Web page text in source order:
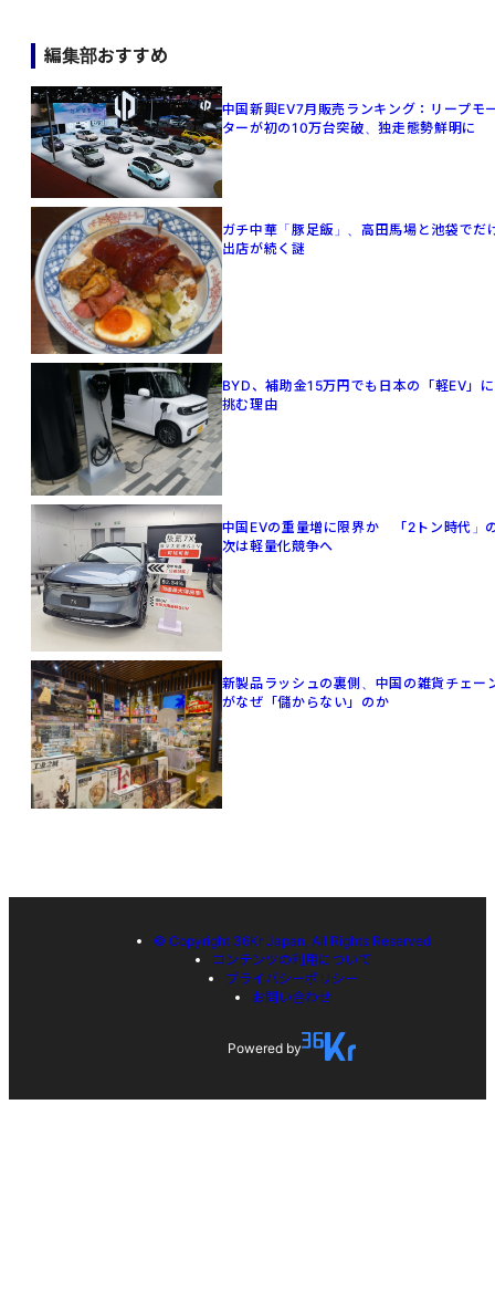
編集部おすすめ
中国新興EV7月販売ランキング：リープモ
ターが初の10万台突破、独走態勢鮮明に
ガチ中華「豚足飯」、高田馬場と池袋でだ
出店が続く謎
BYD、補助金15万円でも日本の「軽EV」に
挑む理由
中国EVの重量増に限界か 「2トン時代」
次は軽量化競争へ
新製品ラッシュの裏側、中国の雑貨チェー
がなぜ「儲からない」のか
© Copyright 36Kr Japan, All Rights Reserved
コンテンツの利用について
プライバシーポリシー
お問い合わせ
Powered by